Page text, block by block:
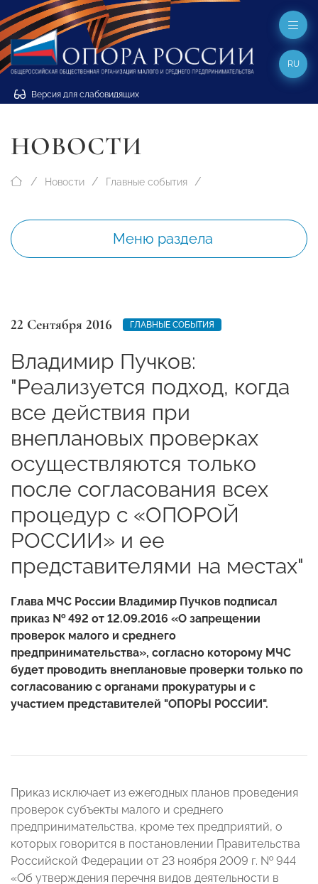
Версия для слабовидящих
RU
НОВОСТИ
Новости Главные события
Меню раздела
22 Сентября 2016 ГЛАВНЫЕ СОБЫТИЯ
Владимир Пучков:
"Реализуется подход, когда
все действия при
внеплановых проверках
осуществляются только
после согласования всех
процедур с «ОПОРОЙ
РОССИИ» и ее
представителями на местах"
Глава МЧС России Владимир Пучков подписал
приказ № 492 от 12.09.2016 «О запрещении
проверок малого и среднего
предпринимательства», согласно которому МЧС
будет проводить внеплановые проверки только по
согласованию с органами прокуратуры и с
участием представителей "ОПОРЫ РОССИИ".
Приказ исключает из ежегодных планов проведения
проверок субъекты малого и среднего
предпринимательства, кроме тех предприятий, о
которых говорится в постановлении Правительства
Российской Федерации от 23 ноября 2009 г. № 944
«Об утверждения перечня видов деятельности в